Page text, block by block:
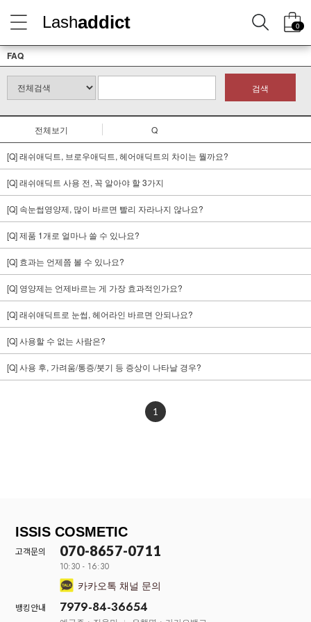
Lashaddict 0
FAQ
검색
전체보기 Q
[Q] 래쉬애딕트, 브로우애딕트, 헤어애딕트의 차이는 뭘까요?
[Q] 래쉬애딕트 사용 전, 꼭 알아야 할 3가지
[Q] 속눈썹영양제, 많이 바르면 빨리 자라나지 않나요?
[Q] 제품 1개로 얼마나 쓸 수 있나요?
[Q] 효과는 언제쯤 볼 수 있나요?
[Q] 영양제는 언제바르는 게 가장 효과적인가요?
[Q] 래쉬애딕트로 눈썹, 헤어라인 바르면 안되나요?
[Q] 사용할 수 없는 사람은?
[Q] 사용 후, 가려움/통증/붓기 등 증상이 나타날 경우?
1
ISSIS COSMETIC
고객문의 070-8657-0711
10:30 - 16:30
카카오톡 채널 문의
뱅킹안내 7979-84-36654